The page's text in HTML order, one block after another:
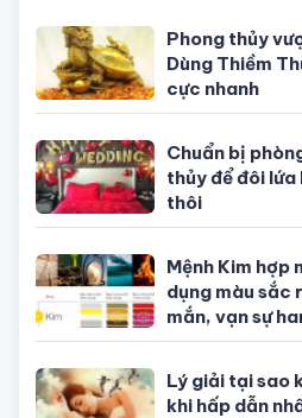
Phong thủy
Dùng Thiềm
cực nhanh
Chuẩn bị
thủy để đôi lứa
Mệnh Kim hợp
dụng màu sắc
mắn, vạn sự